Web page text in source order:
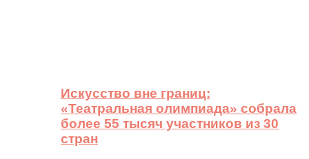
Искусство вне границ:
«Театральная олимпиада» собрала
более 55 тысяч участников из 30
стран